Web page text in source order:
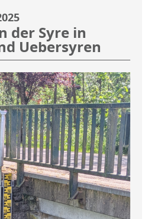
der Syre in
Uebersyren